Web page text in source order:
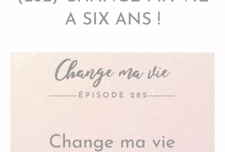
A SIX ANS !